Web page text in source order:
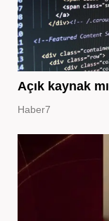
Açık kaynak
Haber7